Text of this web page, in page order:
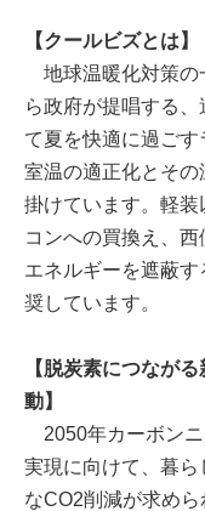
【クールビズとは】
地球温暖化対策の
ら政府が提唱する
て夏を快適に過ごす
室温の適正化とそ
掛けています。軽
コンへの買換え、
エネルギーを遮蔽
奨しています。
【脱炭素につなが
動】
2050年カーボンニ
実現に向けて、暮
なCO2削減が求めら